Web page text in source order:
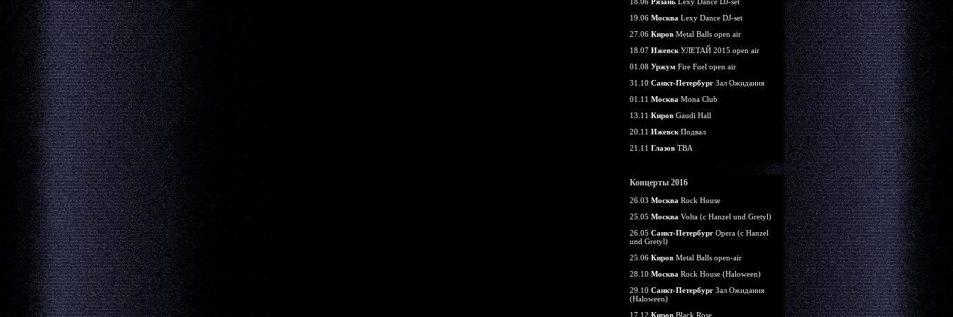
19.06 Москва Lexy Dance DJ-set
27.06 Киров Metal Balls open air
18.07 Ижевск УЛЕТАЙ 2015 open air
01.08 Уржум Fire Fuel open air
31.10 Санкт-Петербург Зал Ожидания
01.11 Москва Mona Club
13.11 Киров Gaudi Hall
20.11 Ижевск Подвал
21.11 Глазов TBA
Концерты 2016
26.03 Москва Rock House
25.05 Москва Volta (c Hanzel und Gretyl)
26.05 Санкт-Петербург Opera (c Hanzel
und Gretyl)
25.06 Киров Metal Balls open-air
28.10 Москва Rock House (Haloween)
29.10 Санкт-Петербург Зал Ожидания
(Haloween)
17.12 Киров Black Rose